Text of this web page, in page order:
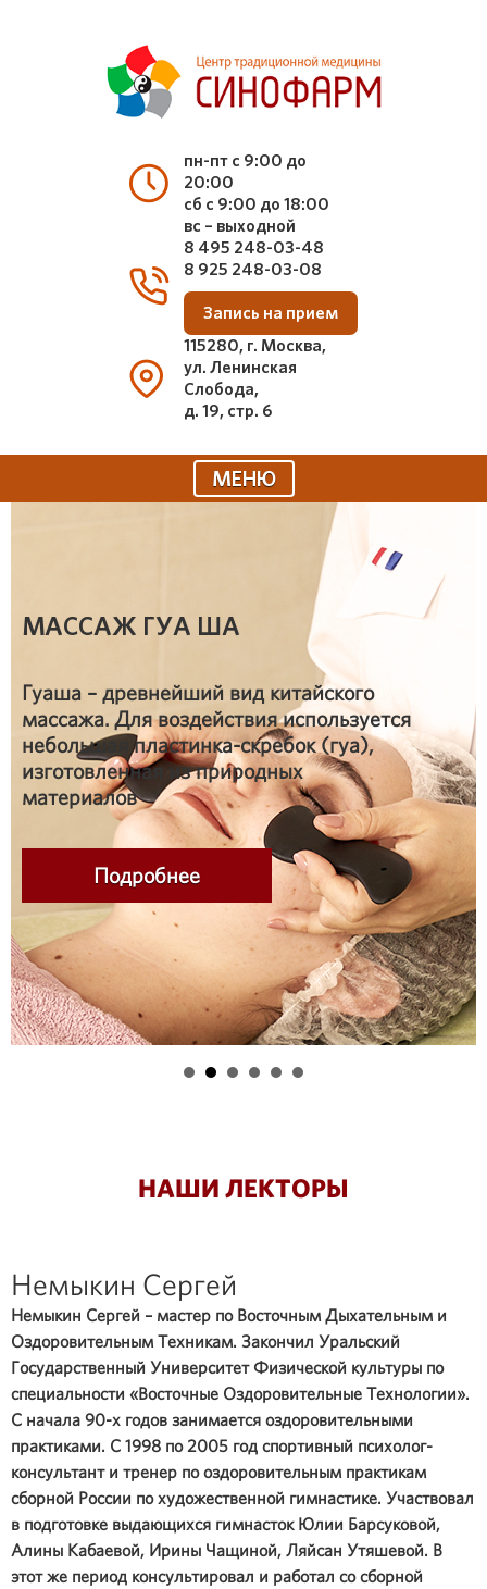
пн-пт с 9:00 до
20:00
сб с 9:00 до 18:00
вс – выходной
8 495 248-03-48
8 925 248-03-08
Запись на прием
115280, г. Москва,
ул. Ленинская
Слобода,
д. 19, стр. 6
МЕНЮ
МАССАЖ ГУА ША
Гуаша – древнейший вид китайского
массажа. Для воздействия используется
небольшая пластинка-скребок (гуа),
изготовленная из природных
материалов
Подробнее
НАШИ ЛЕКТОРЫ
Немыкин Сергей
Немыкин Сергей – мастер по Восточным Дыхательным и
Оздоровительным Техникам. Закончил Уральский
Государственный Университет Физической культуры по
специальности «Восточные Оздоровительные Технологии».
С начала 90-х годов занимается оздоровительными
практиками. С 1998 по 2005 год спортивный психолог-
консультант и тренер по оздоровительным практикам
сборной России по художественной гимнастике. Участвовал
в подготовке выдающихся гимнасток Юлии Барсуковой,
Алины Кабаевой, Ирины Чащиной, Ляйсан Утяшевой. В
этот же период консультировал и работал со сборной